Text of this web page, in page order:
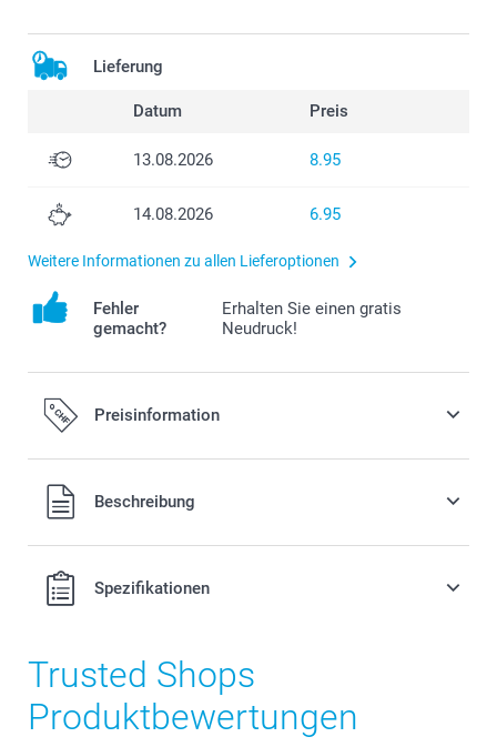
Lieferung
Datum Preis
13.08.2026 8.95
14.08.2026 6.95
Weitere Informationen zu allen Lieferoptionen
Fehler
gemacht?
Erhalten Sie einen gratis
Neudruck!
Preisinformation
Alle Preise verstehen sich in Schweizer Franken (CHF) inkl.
MwSt. und zzgl. Versandkosten.
Beschreibung
Spezifikationen
Neu:
Trusted Shops
Produktbewertungen